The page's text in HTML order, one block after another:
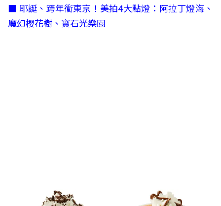
■ 耶誕、跨年衝東京！美拍4大點燈：阿拉丁燈海、
魔幻櫻花樹、寶石光樂園